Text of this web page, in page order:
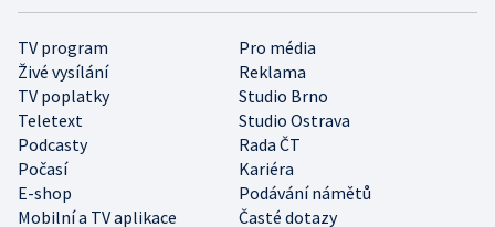
TV program
Pro média
Živé vysílání
Reklama
TV poplatky
Studio Brno
Teletext
Studio Ostrava
Podcasty
Rada ČT
Počasí
Kariéra
E-shop
Podávání námětů
Mobilní a TV aplikace
Časté dotazy